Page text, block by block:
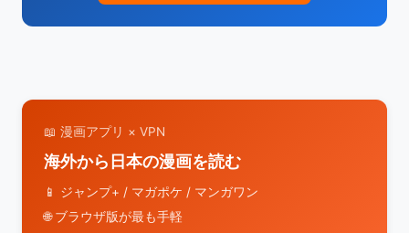
📖 漫画アプリ × VPN
海外から日本の漫画を読む
📱 ジャンプ+ / マガポケ / マンガワン
🌐 ブラウザ版が最も手軽